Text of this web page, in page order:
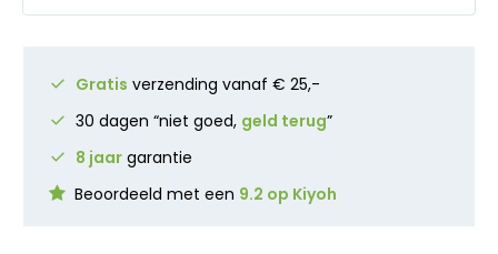
Gratis verzending vanaf € 25,-
30 dagen “niet goed, geld terug”
8 jaar garantie
Beoordeeld met een 9.2 op Kiyoh